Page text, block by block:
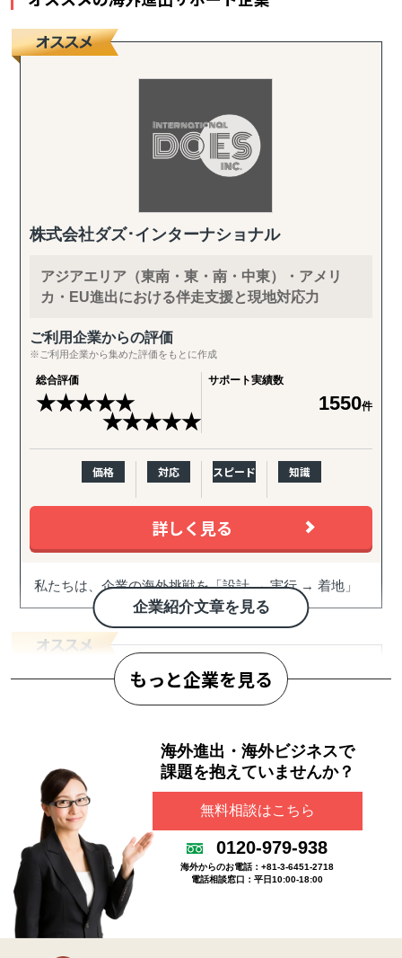
株式会社ダズ･インターナショナル
アジアエリア（東南・東・南・中東）・アメリ
カ・EU進出における伴走支援と現地対応力
ご利用企業からの評価
※ご利用企業から集めた評価をもとに作成
総合評価
★★★★★
★★★★★
サポート実績数
1550件
価格 対応 スピード 知識
詳しく見る
企業紹介文章を見る
私たちは、企業の海外挑戦を「設計 → 実行 → 着地」
まで一気通貫で伴走支援します。
『どの国が最適か？』を見極めるゼロ→イチの意思決
進出後に必ず直面する現地でのマーケティング課題ま
で主要各国に常駐するメンバーが、現地起点で一貫し
これまでの支援歴は20年以上、実績は1,500社を超えま
した。
※支援主要各国の現地スタッフ300人以上配置。進出後
も継続して支援できる体制を構築しています。
------------------------------------
■ サポート対象国（グループ別）
↳ ASEAN主要国：タイ・ベトナム・マレーシア・カン
ボジア・インドネシア・フィリピン・ラオス
GLOBAL ANGLE Pte. Ltd.
70か国／90都市以上での現地に立脚したフィール
ド調査
ご利用企業からの評価
もっと企業を見る
海外進出・海外ビジネスで
課題を抱えていませんか？
無料相談はこちら
0120-979-938
海外からのお電話：+81-3-6451-2718
電話相談窓口：平日10:00-18:00